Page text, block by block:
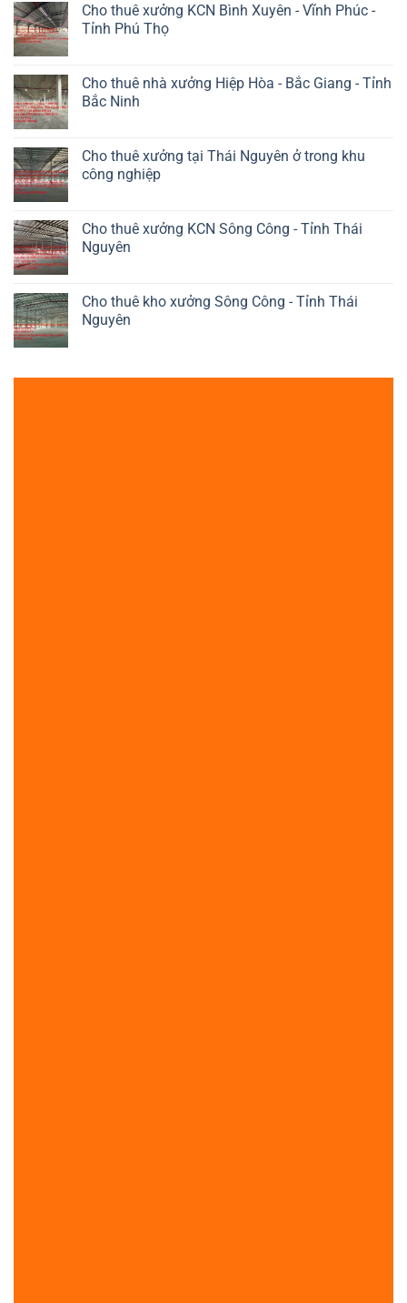
Cho thuê xưởng KCN Bình Xuyên - Vĩnh Phúc -
Tỉnh Phú Thọ
Cho thuê nhà xưởng Hiệp Hòa - Bắc Giang - Tỉnh
Bắc Ninh
Cho thuê xưởng tại Thái Nguyên ở trong khu
công nghiệp
Cho thuê xưởng KCN Sông Công - Tỉnh Thái
Nguyên
Cho thuê kho xưởng Sông Công - Tỉnh Thái
Nguyên